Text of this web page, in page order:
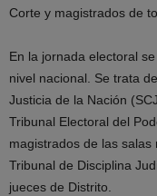
Corte y magistrados de
En la jornada electoral
nivel nacional. Se trata
Justicia de la Nación
Tribunal Electoral del
magistrados de las
Tribunal de Disciplina
jueces de Distrito.